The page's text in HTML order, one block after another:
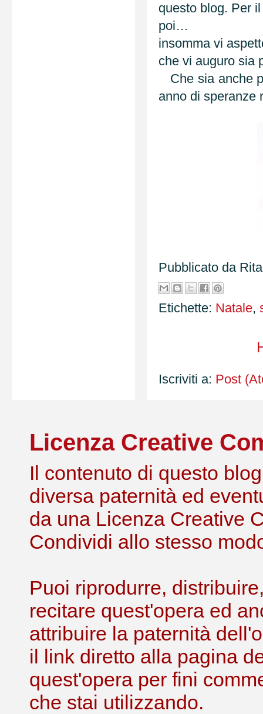
questo blog. Per
poi…
insomma vi
che vi auguro sia
Che sia anche
anno di speranze
Pubblicato da
Etichette: Natale,
Iscriviti a: Post
Licenza Creative
Il contenuto di questo
diversa paternità ed
da una Licenza Creative
Condividi allo stesso
Puoi riprodurre,
recitare quest'opera ed
attribuire la paternità
il link diretto alla pagina
quest'opera per fini
che stai utilizzando.